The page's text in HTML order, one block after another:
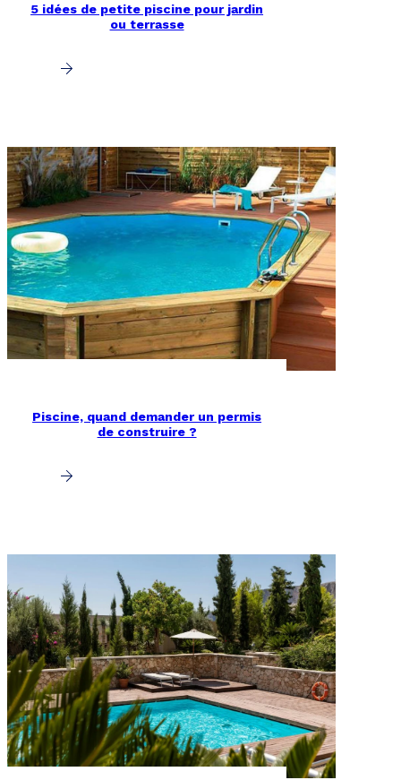
5 idées de petite piscine pour jardin
ou terrasse
Piscine, quand demander un permis
de construire ?